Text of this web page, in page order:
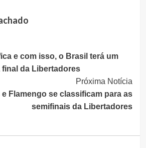
e com isso, o Brasil terá um
da Libertadores
Próxima Notícia
Flamengo se classificam para as
semifinais da Libertadores